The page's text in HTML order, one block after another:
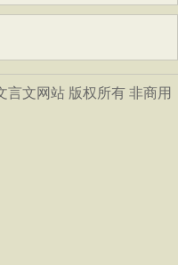
文网站 版权所有 非商用